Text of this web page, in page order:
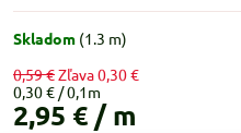
Skladom (1.3 m)
0,59 €Zľava0,30 €
0,30 €
2,95 € / m